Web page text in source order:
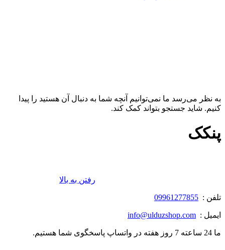
به نظر می‌رسد ما نمی‌توانیم آنچه شما به دنبال آن هستید را پیدا
کنیم. شاید جستجو بتواند کمک کند.
پنکک
رفتن به بالا
تلفن : 09961277855
ایمیل : info@ulduzshop.com
ما 24 ساعته 7 روز هفته در واتساپ پاسخگوی شما هستیم.